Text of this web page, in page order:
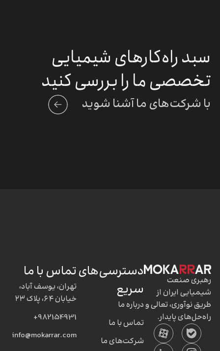
سبد راه‌کارهای شیمیایی
تخصصی ما را بررسی کنید
با شرکت‌های ما آشنا شوید
رهبری صنعت
شیمیایی ایران از
طریق نوآوری، تعالی و
راه‌حل‌های پایدار.
دسترسی‌های
سریع
درباره ما
تماس با ما
شرکت‌های ما
تماس با ما
تهران، یوسف آباد،
خیابان ۶۴، پلاک ۲۳
982154931+
info@mokarrar.com